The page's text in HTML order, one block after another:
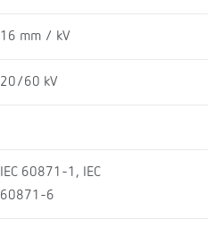
16 mm / kV
20/60 kV
IEC 60871-1, IEC
60871-6